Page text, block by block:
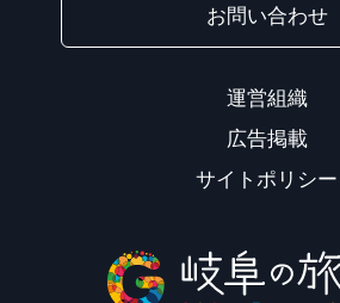
お問い合わせ
運営組織
広告掲載
サイトポリシー